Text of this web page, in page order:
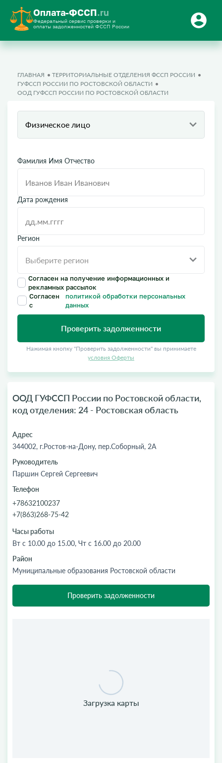
Оплата-ФССП.ru
Федеральный сервис проверки и
оплаты задолженностей ФССП России
ГЛАВНАЯ
ТЕРРИТОРИАЛЬНЫЕ ОТДЕЛЕНИЯ ФССП РОССИИ
ГУФССП РОССИИ ПО РОСТОВСКОЙ ОБЛАСТИ
ООД ГУФССП РОССИИ ПО РОСТОВСКОЙ ОБЛАСТИ
Физическое лицо
Фамилия Имя Отчество
Дата рождения
Регион
Согласен на получение информационных и
рекламных рассылок
Согласен
с
политикой обработки персональных
данных
Проверить задолженности
Нажимая кнопку "Проверить задолженности" вы принимаете
условия Оферты
ООД ГУФССП России по Ростовской области,
код отделения: 24 - Ростовская область
Адрес
344002, г.Ростов-на-Дону, пер.Соборный, 2А
Руководитель
Паршин Сергей Сергеевич
Телефон
+78632100237
+7(863)268-75-42
Часы работы
Вт с 10.00 до 15.00, Чт с 16.00 до 20.00
Район
Муниципальные образования Ростовской области
Проверить задолженности